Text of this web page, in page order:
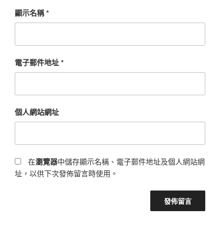
顯示名稱*
電子郵件地址*
個人網站網址
在瀏覽器中儲存顯示名稱、電子郵件地址及個人網站網
址，以供下次發佈留言時使用。